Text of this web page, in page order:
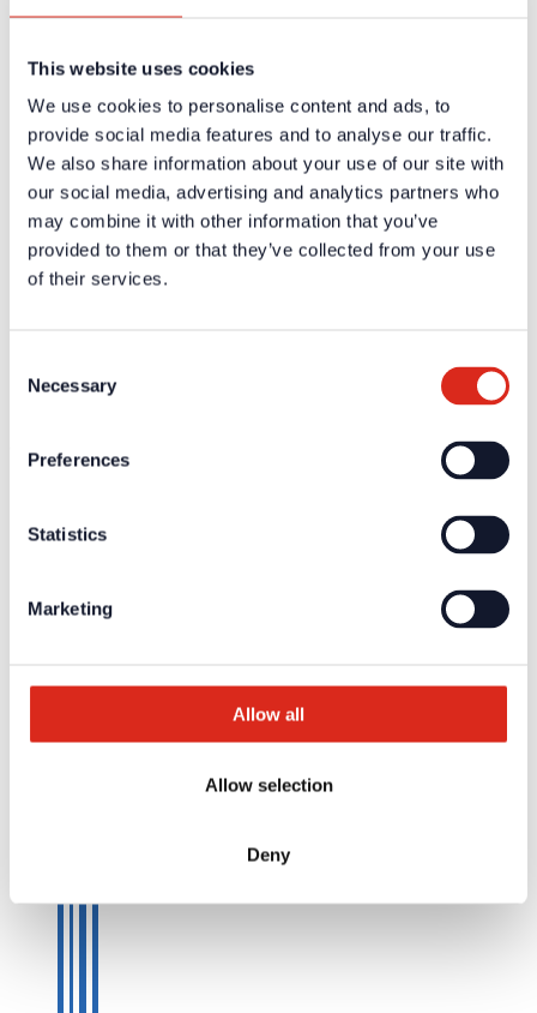
This website uses cookies
We use cookies to personalise content and ads, to
provide social media features and to analyse our traffic.
We also share information about your use of our site with
our social media, advertising and analytics partners who
may combine it with other information that you’ve
provided to them or that they’ve collected from your use
of their services.
Selection
Necessary
Preferences
Statistics
Marketing
Allow all
Allow selection
Deny
Service
Überblick
Tools & Services
Projektentwicklung und Planungsunterstützung
Training/Seminare
Mediathek
Rücksendungen
Kundenzufriedenheit
Registrierung als Neukunde
Kontakt
Vertrieb
© Detectomat Systems GmbH 1977 - 2026
Impressum